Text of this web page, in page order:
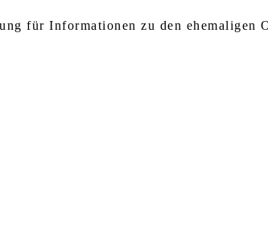
für Informationen zu den ehemaligen